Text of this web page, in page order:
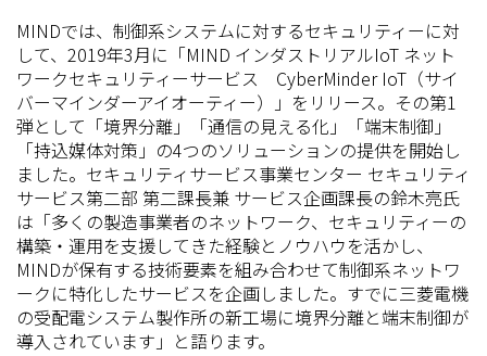
MINDでは、制御系システムに対するセキュリティーに対
して、2019年3月に「MIND インダストリアルIoT ネット
ワークセキュリティーサービス CyberMinder IoT（サイ
バーマインダーアイオーティー）」をリリース。その第1
弾として「境界分離」「通信の見える化」「端末制御」
「持込媒体対策」の4つのソリューションの提供を開始し
ました。セキュリティサービス事業センター セキュリティ
サービス第二部 第二課長兼 サービス企画課長の鈴木亮氏
は「多くの製造事業者のネットワーク、セキュリティーの
構築・運用を支援してきた経験とノウハウを活かし、
MINDが保有する技術要素を組み合わせて制御系ネットワ
ークに特化したサービスを企画しました。すでに三菱電機
の受配電システム製作所の新工場に境界分離と端末制御が
導入されています」と語ります。